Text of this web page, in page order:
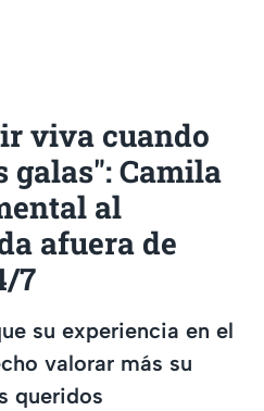
viva cuando
galas": Camila
al
afuera de
7
su experiencia en el
valorar más su
queridos